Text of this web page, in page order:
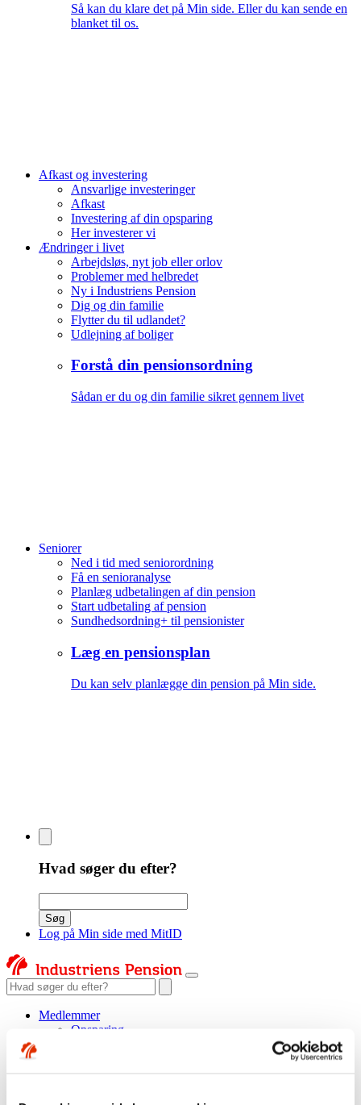
Så kan du klare det på Min side. Eller du kan sende en
blanket til os.
Afkast og investering
Ansvarlige investeringer
Afkast
Investering af din opsparing
Her investerer vi
Ændringer i livet
Arbejdsløs, nyt job eller orlov
Problemer med helbredet
Ny i Industriens Pension
Dig og din familie
Flytter du til udlandet?
Udlejning af boliger
Forstå din pensionsordning
Sådan er du og din familie sikret gennem livet
Seniorer
Ned i tid med seniorordning
Få en senioranalyse
Planlæg udbetalingen af din pension
Start udbetaling af pension
Sundhedsordning+ til pensionister
Læg en pensionsplan
Du kan selv planlægge din pension på Min side.
Hvad søger du efter?
Søg
Log på Min side med MitID
Søgeord
Medlemmer
Opsparing
Hvidvask af penge